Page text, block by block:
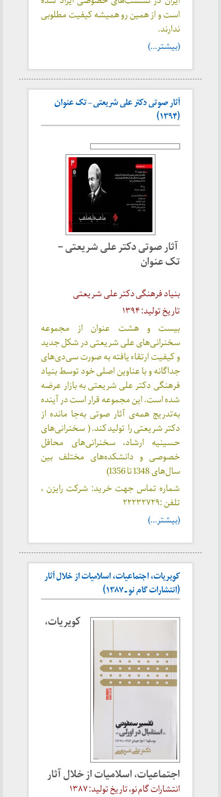
است و از همین رو همیشه کیفیت مطلوبی
ندارند.
(بیشتر…)
آثار صوتی دکتر علی شریعتی – تک عنوان
(۱۳۹۴)
آثار صوتی دکتر علی شریعتی –
تک عنوان
بنیاد فرهنگی دکتر علی شریعتی
تاریخ تولید: ۱۳۹۴
بیست و هشت عنوان از مجموعه
سخنرانی‌های علی شریعتی در شکل جدید
و کیفیت ارتقاء یافته به صورت سی‌دی‌های
جداگانه و با عناوین اصلی خود توسط بنیاد
فرهنگی دکتر علی شریعتی به بازار عرضه
شده است. این مجموعه قرار است در آینده
به‌تدریج همه‌ی آثار صوتی به‌جا مانده از
دکتر شریعتی را تولید کند. ( سخنرانی‌های
حسینیه ارشاد، سخنرانی‌های محافل
خصوصی و دانشکده‌های مختلف بین
سال‌های 1348 تا 1356)
شماره تماس جهت خرید: شرکت رایزن ،
تلفن :‌۲۲۲۳۲۷۲۹
(بیشتر…)
کویریات، اجتماعیات، اسلامیات از خلال آثار
(انتشارات گام نو ـ ۱۳۸۷)
کویریات،
اجتماعیات، اسلامیات از خلال آثار
انتشارات گام نو،تاریخ تولید:۱۳۸۷